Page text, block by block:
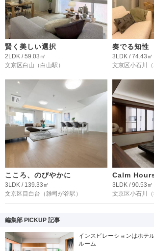
賢く美しい選択
2LDK / 59.03㎡
文京区白山 （白山駅）
奏でる知性
3LDK / 74.43㎡
文京区小石川
こころ、のびやかに
3LDK / 139.33㎡
文京区目白台 （雑司が谷駅）
Calm
3LDK / 90.53㎡
文京区小石川
編集部 PICKUP 記事
インスピレーションはホテ
ルーム